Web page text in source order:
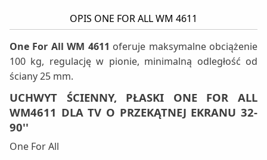
OPIS ONE FOR ALL WM 4611
One For All WM 4611 oferuje maksymalne obciążenie
100 kg, regulację w pionie, minimalną odległość od
ściany 25 mm.
UCHWYT ŚCIENNY, PŁASKI ONE FOR ALL
WM4611 DLA TV O PRZEKĄTNEJ EKRANU 32-
90''
One For All